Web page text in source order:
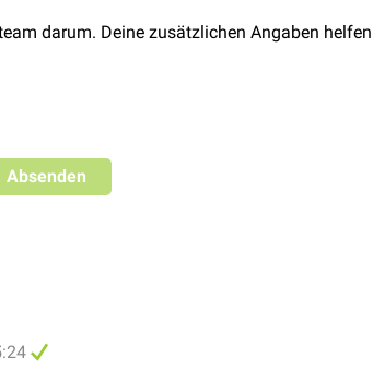
darum. Deine zusätzlichen Angaben
Absenden